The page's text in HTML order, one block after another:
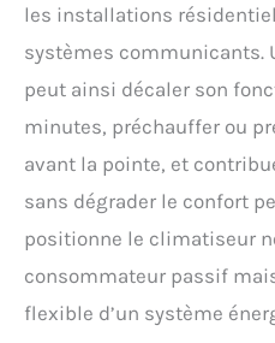
les installations
systèmes communicants.
peut ainsi décaler son
minutes, préchauffer ou
avant la pointe, et
sans dégrader le confort
positionne le climatiseur
consommateur passif
flexible d’un système